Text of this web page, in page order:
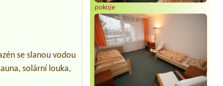
pokoje
se slanou vodou
solární louka,